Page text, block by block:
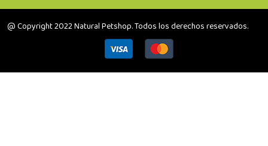
@ Copyright 2022 Natural Petshop. Todos los derechos reservados.